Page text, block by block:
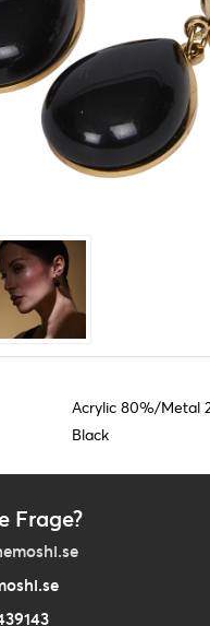
Acrylic 80%/Metal
Black
Frage?